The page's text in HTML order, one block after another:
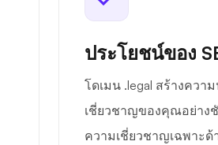
ประโยชน์ของ
โดเมน .legal สร้างควา
เชี่ยวชาญของคุณอย่าง
ความเชี่ยวชาญเฉพาะ